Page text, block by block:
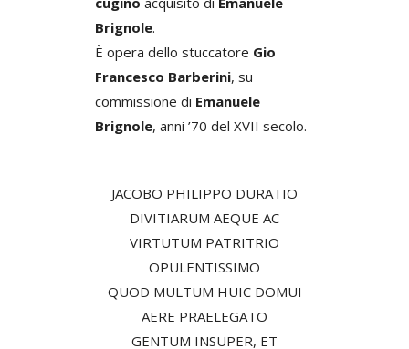
Brignole.
È opera dello stuccatore Gio
Francesco Barberini, su
commissione di Emanuele
Brignole, anni ’70 del XVII secolo.
JACOBO PHILIPPO DURATIO
DIVITIARUM AEQUE AC
VIRTUTUM PATRITRIO
OPULENTISSIMO
QUOD MULTUM HUIC DOMUI
AERE PRAELEGATO
GENTUM INSUPER, ET